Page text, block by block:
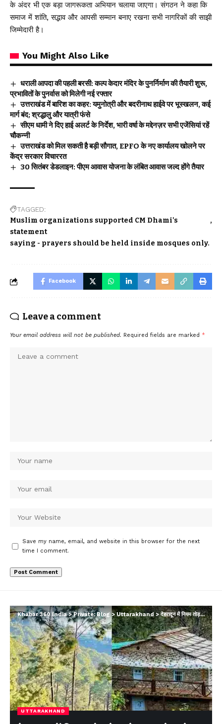
के अंदर भी एक बड़ा जागरूकता अभियान चलाया जाएगा। संगठन ने कहा कि
समाज में शांति, सद्भाव और आपसी सम्मान बनाए रखना सभी नागरिकों की साझी
जिम्मेदारी है।
You Might Also Like
धराली आपदा की पहली बरसी: कल्प केदार मंदिर के पुनर्निर्माण की तैयारी शुरू,
प्रभावितों के पुनर्वास को मिलेगी नई रफ्तार
उत्तराखंड में बारिश का कहर: यमुनोत्री और बदरीनाथ हाईवे पर भूस्खलन, कई
मार्ग बंद; श्रद्धालु और यात्री फंसे
सीएम धामी ने दिए हाई अलर्ट के निर्देश, भारी वर्षा के मद्देनज़र सभी एजेंसियां रहें
चौकन्नी
उत्तराखंड को मिल सकती है बड़ी सौगात, EPFO के नए कार्यालय खोलने पर
केंद्र सरकार विचाररत
30 सितंबर डेडलाइन: पीएम आवास योजना के लंबित आवास जल्द होंगे तैयार
TAGGED:
Muslim organizations supported CM Dhami's
statement
saying - prayers should be held inside mosques only.
Facebook
Leave a comment
Your email address will not be published. Required fields are marked *
Save my name, email, and website in this browser for the next
time I comment.
Khabar 360 India>Private: Blog>Uttarakhand>देहरादून में नियम तोड़ने वाले 103 होमस्टे पर बड़ा एक्शन
UTTARAKHAND